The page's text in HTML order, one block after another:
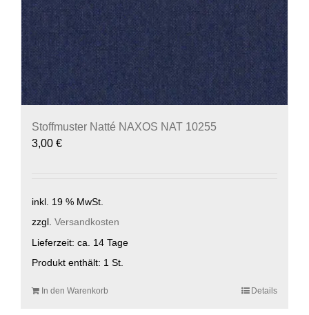
Stoffmuster Natté NAXOS NAT 10255
3,00 €
inkl. 19 % MwSt.
zzgl. Versandkosten
Lieferzeit: ca. 14 Tage
Produkt enthält: 1 St.
In den Warenkorb Details